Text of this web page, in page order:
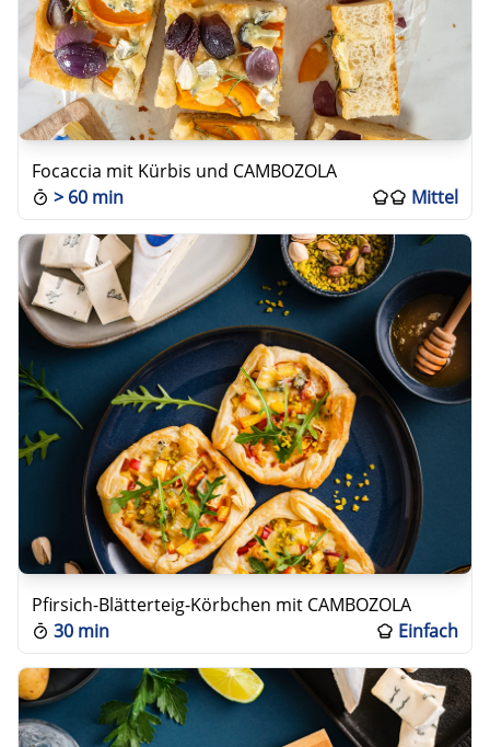
Focaccia mit Kürbis und CAMBOZOLA
> 60 min Mittel
Pfirsich-Blätterteig-Körbchen mit CAMBOZOLA
30 min
Einfach